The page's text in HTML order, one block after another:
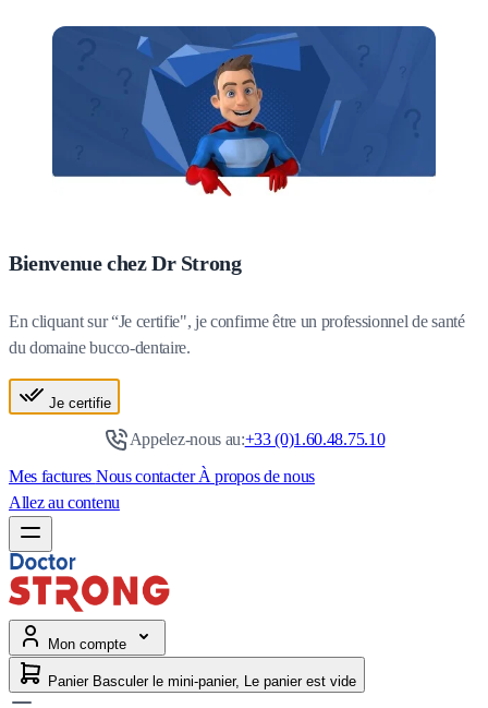
Bienvenue chez Dr Strong
En cliquant sur “Je certifie", je confirme être un professionnel de santé
du domaine bucco-dentaire.
Je certifie
Appelez-nous au:+33 (0)1.60.48.75.10
Mes factures Nous contacterÀ propos de nous
Allez au contenu
Mon compte
Panier Basculer le mini-panier, Le panier est vide